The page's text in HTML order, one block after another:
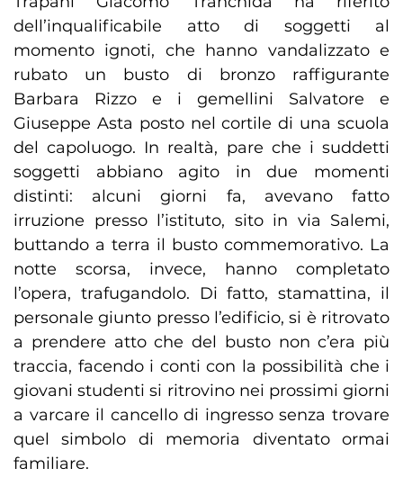
dell’inqualificabile atto di soggetti al
momento ignoti, che hanno vandalizzato e
rubato un busto di bronzo raffigurante
Barbara Rizzo e i gemellini Salvatore e
Giuseppe Asta posto nel cortile di una scuola
del capoluogo. In realtà, pare che i suddetti
soggetti abbiano agito in due momenti
distinti: alcuni giorni fa, avevano fatto
irruzione presso l’istituto, sito in via Salemi,
buttando a terra il busto commemorativo. La
notte scorsa, invece, hanno completato
l’opera, trafugandolo. Di fatto, stamattina, il
personale giunto presso l’edificio, si è ritrovato
a prendere atto che del busto non c’era più
traccia, facendo i conti con la possibilità che i
giovani studenti si ritrovino nei prossimi giorni
a varcare il cancello di ingresso senza trovare
quel simbolo di memoria diventato ormai
familiare.